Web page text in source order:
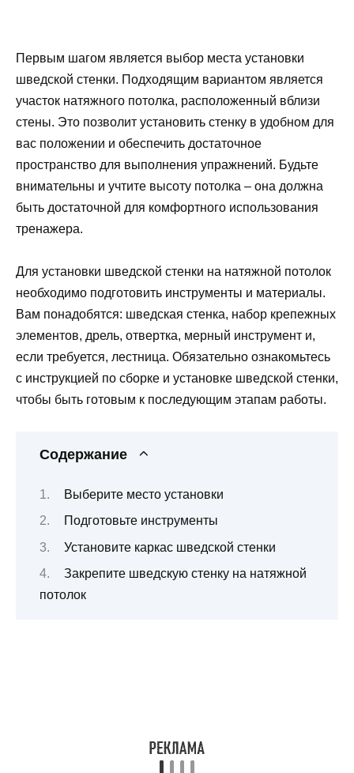
Первым шагом является выбор места установки
шведской стенки. Подходящим вариантом является
участок натяжного потолка, расположенный вблизи
стены. Это позволит установить стенку в удобном для
вас положении и обеспечить достаточное
пространство для выполнения упражнений. Будьте
внимательны и учтите высоту потолка – она должна
быть достаточной для комфортного использования
тренажера.
Для установки шведской стенки на натяжной потолок
необходимо подготовить инструменты и материалы.
Вам понадобятся: шведская стенка, набор крепежных
элементов, дрель, отвертка, мерный инструмент и,
если требуется, лестница. Обязательно ознакомьтесь
с инструкцией по сборке и установке шведской стенки,
чтобы быть готовым к последующим этапам работы.
Содержание
Выберите место установки
Подготовьте инструменты
Установите каркас шведской стенки
Закрепите шведскую стенку на натяжной
потолок